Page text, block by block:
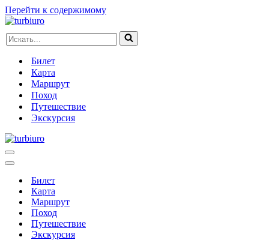
Перейти к содержимому
Искать...
Билет
Карта
Маршрут
Поход
Путешествие
Экскурсия
Меню
навигации
Меню
навигацииБилет
Карта
Маршрут
Поход
Путешествие
Экскурсия